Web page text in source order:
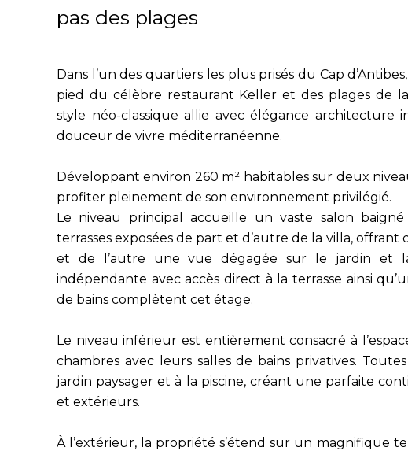
pas des plages
Dans l’un des quartiers les plus prisés du Cap
pied du célèbre restaurant Keller et des plages de
style néo-classique allie avec élégance
douceur de vivre méditerranéenne.
Développant environ 260 m² habitables sur deux
profiter pleinement de son environnement privilégié.
Le niveau principal accueille un vaste salon
terrasses exposées de part et d’autre de la villa,
et de l’autre une vue dégagée sur le jardin et la
indépendante avec accès direct à la terrasse ainsi
de bains complètent cet étage.
Le niveau inférieur est entièrement consacré à
chambres avec leurs salles de bains privatives.
jardin paysager et à la piscine, créant une parfaite
et extérieurs.
À l’extérieur, la propriété s’étend sur un magnifique